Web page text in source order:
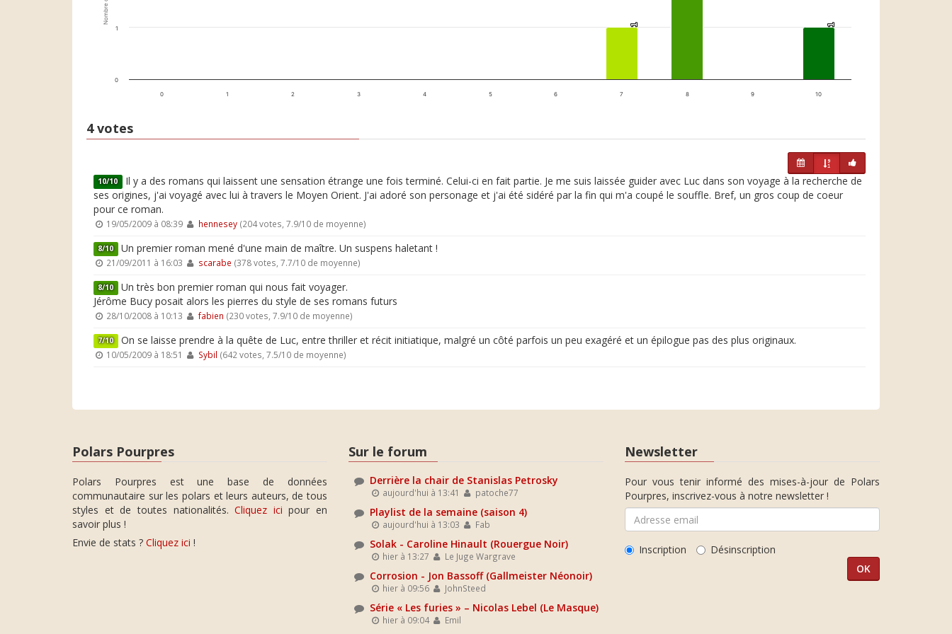
1
1 1
1
0 1 2 3 4 5 6 7 8 9 10
0
1
4 votes
10/10 Il y a des romans qui laissent une sensation étrange une fois terminé. Celui-ci en fait partie. Je me suis laissée guider avec Luc dans son voyage à la recherche de
ses origines, j'ai voyagé avec lui à travers le Moyen Orient. J'ai adoré son personage et j'ai été sidéré par la fin qui m'a coupé le souffle. Bref, un gros coup de coeur
pour ce roman.
19/05/2009 à 08:39 hennesey(204 votes, 7.9/10 de moyenne)
8/10 Un premier roman mené d'une main de maître. Un suspens haletant !
21/09/2011 à 16:03 scarabe (378 votes, 7.7/10 de moyenne)
8/10 Un très bon premier roman qui nous fait voyager.
Jérôme Bucy posait alors les pierres du style de ses romans futurs
28/10/2008 à 10:13 fabien (230 votes, 7.9/10 de moyenne)
7/10 On se laisse prendre à la quête de Luc, entre thriller et récit initiatique, malgré un côté parfois un peu exagéré et un épilogue pas des plus originaux.
10/05/2009 à 18:51 Sybil (642 votes, 7.5/10 de moyenne)
Polars Pourpres
Polars Pourpres est une base de données
communautaire sur les polars et leurs auteurs, de tous
styles et de toutes nationalités.Cliquez ici pour en
savoir plus !
Envie de stats ? Cliquez ici !
Sur le forum
Derrière la chair de Stanislas Petrosky
aujourd'hui à 13:41 patoche77
Playlist de la semaine (saison 4)
aujourd'hui à 13:03 Fab
Solak - Caroline Hinault (Rouergue Noir)
hier à 13:27 Le Juge Wargrave
Corrosion - Jon Bassoff (Gallmeister Néonoir)
hier à 09:56 JohnSteed
Série « Les furies » – Nicolas Lebel (Le Masque)
hier à 09:04 Emil
Newsletter
Pour vous tenir informé des mises-à-jour de Polars
Pourpres, inscrivez-vous à notre newsletter !
Inscription Désinscription